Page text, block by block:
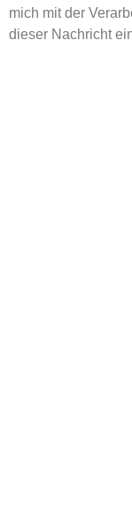
mich mit der
dieser Nachricht